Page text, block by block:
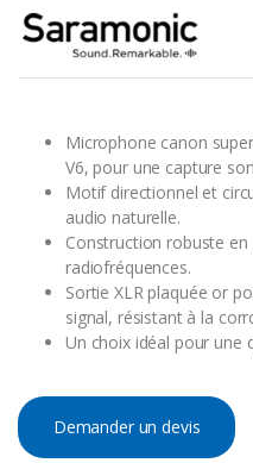
Microphone canon
V6, pour une capture
Motif directionnel et
audio naturelle.
Construction robuste
radiofréquences.
Sortie XLR plaquée or
signal, résistant à la
Un choix idéal pour une
Demander un devis